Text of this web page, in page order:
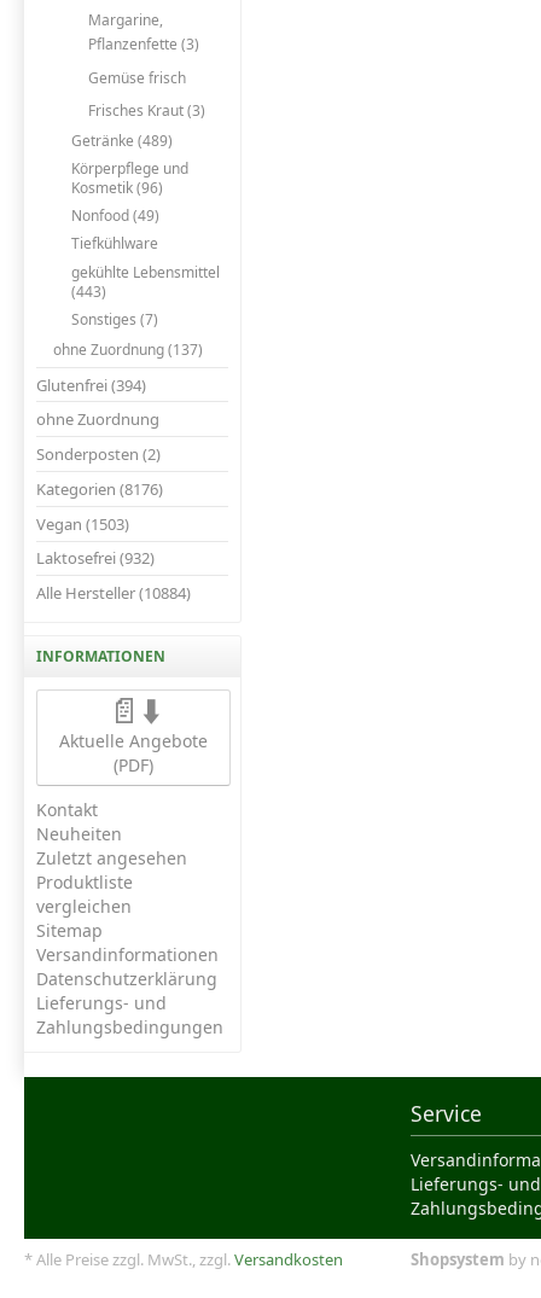
Margarine,
Pflanzenfette (3)
Gemüse frisch
Frisches Kraut (3)
Getränke (489)
Körperpflege und
Kosmetik (96)
Nonfood (49)
Tiefkühlware
gekühlte Lebensmittel
(443)
Sonstiges (7)
ohne Zuordnung (137)
Glutenfrei (394)
ohne Zuordnung
Sonderposten (2)
Kategorien (8176)
Vegan (1503)
Laktosefrei (932)
Alle Hersteller (10884)
INFORMATIONEN
📄⬇️
Aktuelle Angebote
(PDF)
Kontakt
Neuheiten
Zuletzt angesehen
Produktliste
vergleichen
Sitemap
Versandinformationen
Datenschutzerklärung
Lieferungs- und
Zahlungsbedingungen
Service
Lieferungs- und
* Alle Preise zzgl. MwSt., zzgl.Versandkosten Shopsystem by